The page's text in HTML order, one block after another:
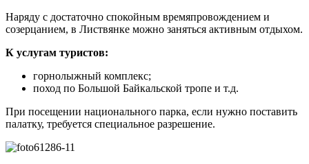
Наряду с достаточно спокойным времяпровождением и
созерцанием, в Листвянке можно заняться активным отдыхом.
К услугам туристов:
горнолыжный комплекс;
поход по Большой Байкальской тропе и т.д.
При посещении национального парка, если нужно поставить
палатку, требуется специальное разрешение.